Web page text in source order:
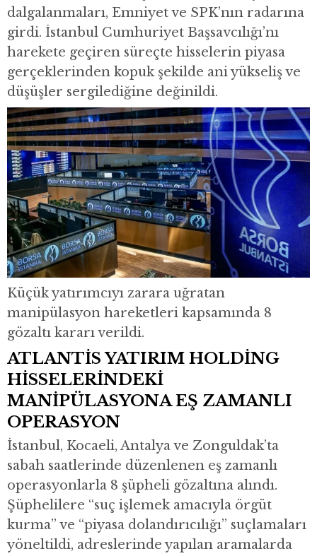
dalgalanmaları, Emniyet ve SPK’nın radarına
girdi. İstanbul Cumhuriyet Başsavcılığı’nı
harekete geçiren süreçte hisselerin piyasa
gerçeklerinden kopuk şekilde ani yükseliş ve
düşüşler sergilediğine değinildi.
Küçük yatırımcıyı zarara uğratan
manipülasyon hareketleri kapsamında 8
gözaltı kararı verildi.
ATLANTİS YATIRIM HOLDİNG
HİSSELERİNDEKİ
MANİPÜLASYONA EŞ ZAMANLI
OPERASYON
İstanbul, Kocaeli, Antalya ve Zonguldak’ta
sabah saatlerinde düzenlenen eş zamanlı
operasyonlarla 8 şüpheli gözaltına alındı.
Şüphelilere “suç işlemek amacıyla örgüt
kurma” ve “piyasa dolandırıcılığı” suçlamaları
yöneltildi, adreslerinde yapılan aramalarda